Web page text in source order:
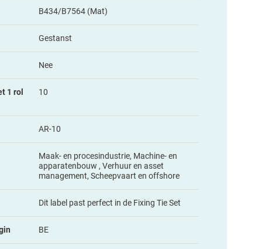
B434/B7564 (Mat)
Gestanst
Nee
1 rol 10
AR-10
Maak- en procesindustrie, Machine- en
apparatenbouw , Verhuur en asset
management, Scheepvaart en offshore
Dit label past perfect in de Fixing Tie Set
BE